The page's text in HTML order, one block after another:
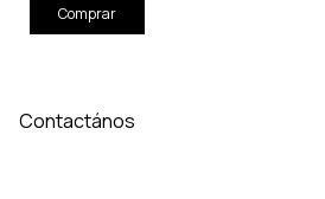
Comprar
Contactános